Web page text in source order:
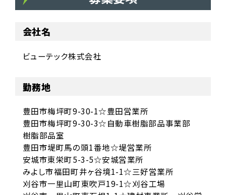
会社名
ビューテック株式会社
勤務地
豊田市梅坪町9-30-1☆豊田営業所
豊田市梅坪町9-30-3☆自動車樹脂部品事業部
樹脂部品室
豊田市堤町馬の頭1番地☆堤営業所
安城市東栄町5-3-5☆安城営業所
みよし市福田町井ヶ谷境1-1☆三好営業所
刈谷市一里山町東吹戸19-1☆刈谷工場